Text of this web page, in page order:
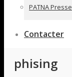
PATNA Presse
Contacter
phising